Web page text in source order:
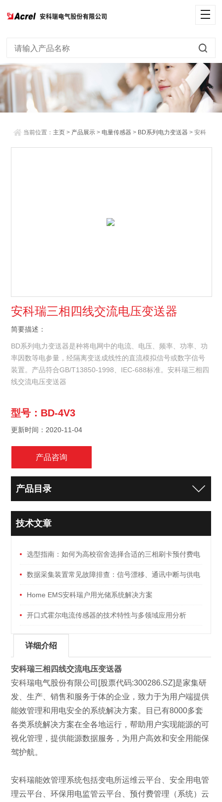
当前位置： 主页 > 产品展示 > 电量传感器 > BD系列电力变送器 > 安科
安科瑞三相四线交流电压变送器
简要描述：
BD系列电力变送器是种将电网中的电流、电压、频率、功率、功
率因数等电参量，经隔离变送成线性的直流模拟信号或数字信号
装置。产品符合GB/T13850-1998、IEC-688标准。安科瑞三相四
线交流电压变送器
型号：BD-4V3
更新时间：2020-11-04
产品咨询
产品目录
技术文章
选型指南：如何为高校宿舍选择合适的三相刷卡预付费电
能表数据采集装置常见故障排查：信号漂移、通讯中断与供电
异常Home EMS安科瑞户用光储系统解决方案
开口式霍尔电流传感器的技术特性与多领域应用分析
详细介绍
安科瑞三相四线交流电压变送器
安科瑞电气股份有限公司[股票代码:300286.SZ]是家集研
发、生产、销售和服务于体的企业，致力于为用户端提供
能效管理和用电安全的系统解决方案。目已有8000多套
各类系统解决方案在全各地运行，帮助用户实现能源的可
视化管理，提供能源数据服务，为用户高效和安全用能保
驾护航。
安科瑞能效管理系统包括变电所运维云平台、安全用电管
理云平台、环保用电监管云平台、预付费管理（系统）云